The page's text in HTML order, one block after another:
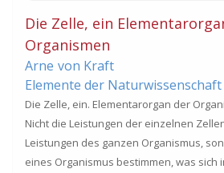
Die Zelle, ein
Organismen
Arne von Kraft
Elemente der Naturwissenschaft
Die Zelle, ein. Elementarorgan der
Nicht die Leistungen der einzelnen
Leistungen des ganzen Organismus,
eines Organismus bestimmen, was sich